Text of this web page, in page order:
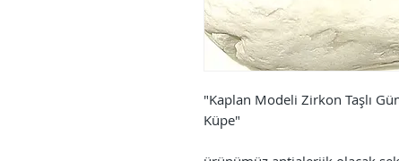
"Kaplan Modeli Zirkon Taşlı
Küpe"